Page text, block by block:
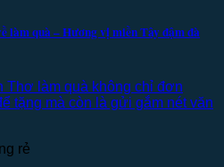
làm quà – Hương vị miền Tây đậm đà
Thơ làm quà không chỉ đơn
tặng mà còn là gửi gắm nét văn
rẻ